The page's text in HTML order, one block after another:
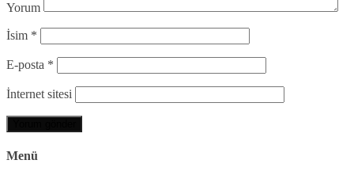
Yorum
İsim *
E-posta *
İnternet sitesi
Menü